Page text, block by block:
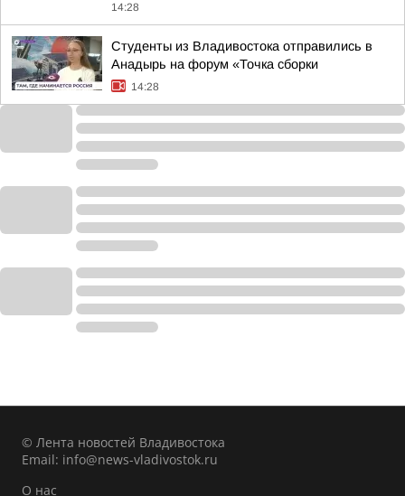
14:28
Студенты из Владивостока отправились в
Анадырь на форум «Точка сборки
14:28
© Лента новостей Владивостока
Email: info@news-vladivostok.ru
О нас